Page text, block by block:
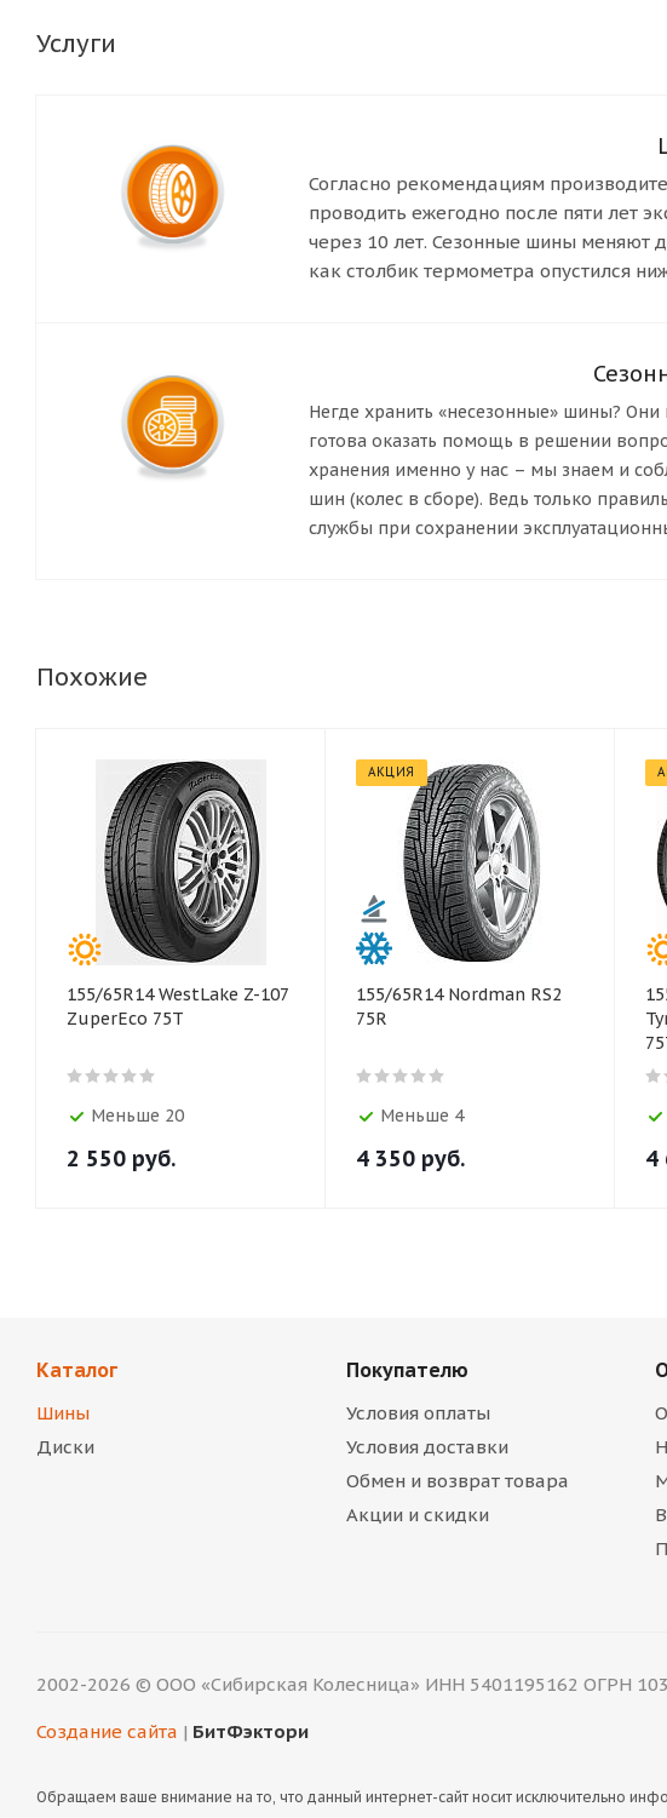
Услуги
Согласно рекомендациям
проводить ежегодно после пяти лет
через 10 лет. Сезонные шины меняют
как столбик термометра опустился
Негде хранить «несезонные» шины?
готова оказать помощь в решении
хранения именно у нас – мы знаем и
шин (колес в сборе). Ведь только
службы при сохранении
Похожие
155/65R14 WestLake Z-107
ZuperEco 75T
Меньше 20
2 550 руб.
АКЦИЯ
155/65R14 Nordman RS2
75R
Меньше 4
4 350 руб.
155/
Tyres)
4
Каталог
Шины
Диски
Покупателю
Условия оплаты
Условия доставки
Обмен и возврат товара
Акции и скидки
2002-2026 © ООО «Сибирская Колесница» ИНН 5401195162 ОГРН
Создание сайта | БитФэктори
Обращаем ваше внимание на то, что данный интернет-сайт носит исключительно